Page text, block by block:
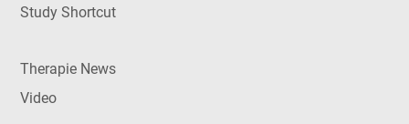
Study Shortcut
Therapie News
Video